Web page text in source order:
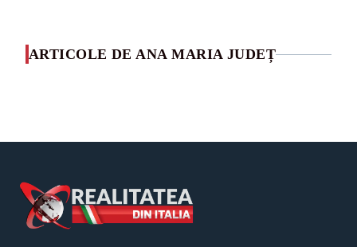
ARTICOLE DE ANA MARIA JUDEȚ